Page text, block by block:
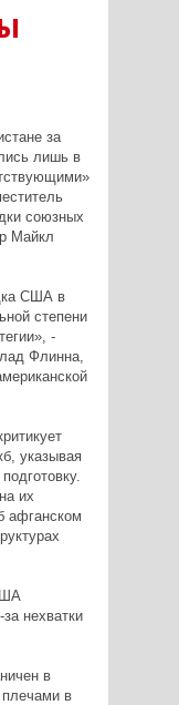
за
лишь в
союзных
Майкл
США в
степени
-
Флинна,
указывая
их
афганском
нехватки
в
в